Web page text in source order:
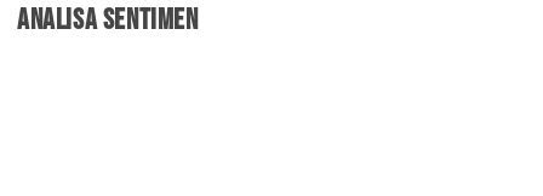
Analisa sentimen